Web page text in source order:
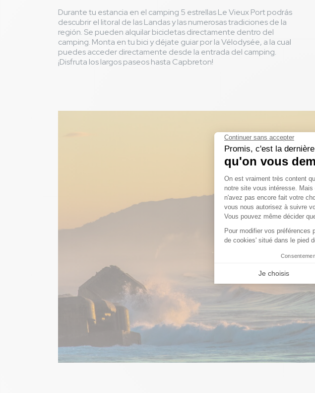
Durante tu estancia en el camping 5 estrellas Le Vieux Port podrás
descubrir el litoral de las Landas y las numerosas tradiciones de la
región. Se pueden alquilar bicicletas directamente dentro del
camping. Monta en tu bici y déjate guiar por la Vélodysée, a la cual
puedes acceder directamente desde la entrada del camping.
¡Disfruta los largos paseos hasta Capbreton!